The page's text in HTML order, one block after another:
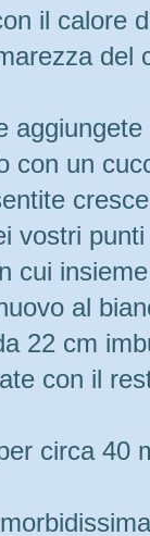
il calore
del
con un
vostri
cui
al
22 cm
con il
circa 40